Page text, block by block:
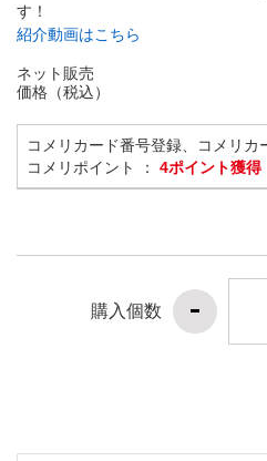
す！
紹介動画はこちら
ネット販売
価格（税込）
コメリカード番号登録、コメリカ
コメリポイント ： 4ポイント獲得
購入個数